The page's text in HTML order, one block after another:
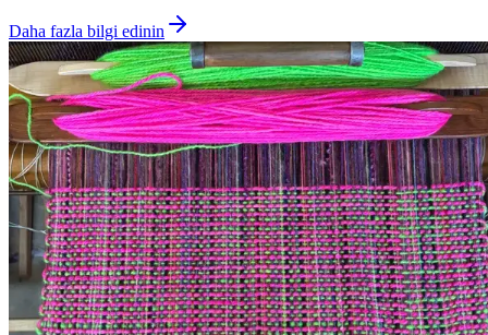
Daha fazla bilgi edinin